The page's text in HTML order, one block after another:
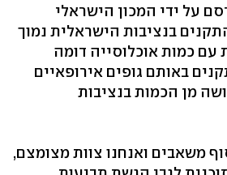
על ידי המכון הישראלי
בנציבות הישראלית נמוך
עם כמות אוכלוסייה דומה
באותם גופים אירופאיים
שלושה מן הכמות בנציבות
משאבים ואנחנו צוות מצומצם,